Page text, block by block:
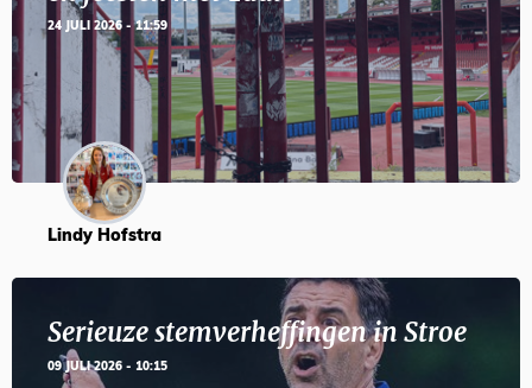
24 JULI 2026 - 11:59
Lindy Hofstra
Serieuze stemverheffingen in Stroe
09 JULI 2026 - 10:15